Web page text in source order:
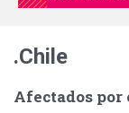
.Chile
Afectados